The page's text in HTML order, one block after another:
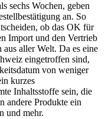
sechs Wochen, geben
an. So
ob das OK für
Import und den Vertrieb
aller Welt. Da es eine
eingetroffen sind,
von weniger
kurzes
Inhaltsstoffe sein, die
andere Produkte ein
und mehr.